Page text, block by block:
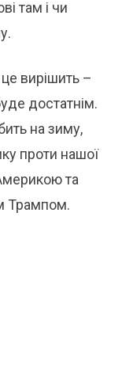
там і чи
вирішить –
достатнім.
на зиму,
проти нашої
та
Трампом.